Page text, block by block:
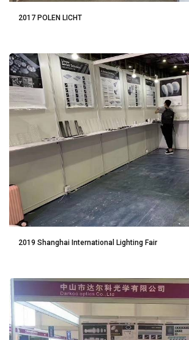
2017 POLEN LICHT
2019 Shanghai International Lighting Fair